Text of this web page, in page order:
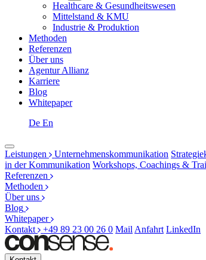
Healthcare & Gesundheitswesen
Mittelstand & KMU
Industrie & Produktion
Methoden
Referenzen
Über uns
Agentur Allianz
Karriere
Blog
Whitepaper
De En
Leistungen Unternehmenskommunikation
in der Kommunikation Workshops, Coachings &
Referenzen
Methoden
Über uns
Blog
Whitepaper
Kontakt
+49 89 23 00 26 0 MailAnfahrt LinkedIn